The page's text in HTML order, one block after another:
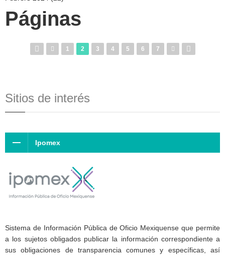
Páginas
1 2 3 4 5 6 7
Sitios de interés
Ipomex
Sistema de Información Pública de Oficio Mexiquense que permite
a los sujetos obligados publicar la información correspondiente a
sus obligaciones de transparencia comunes y específicas, así